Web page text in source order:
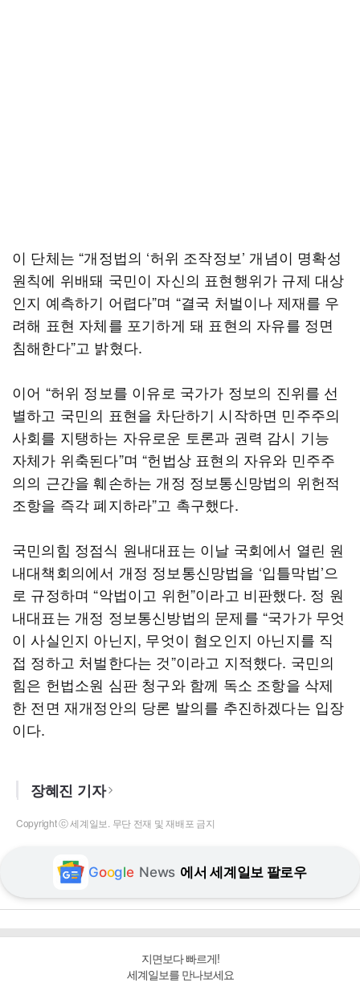
이 단체는 “개정법의 ‘허위 조작정보’ 개념이 명확성
원칙에 위배돼 국민이 자신의 표현행위가 규제 대상
인지 예측하기 어렵다”며 “결국 처벌이나 제재를 우
려해 표현 자체를 포기하게 돼 표현의 자유를 정면
침해한다”고 밝혔다.
이어 “허위 정보를 이유로 국가가 정보의 진위를 선
별하고 국민의 표현을 차단하기 시작하면 민주주의
사회를 지탱하는 자유로운 토론과 권력 감시 기능
자체가 위축된다”며 “헌법상 표현의 자유와 민주주
의의 근간을 훼손하는 개정 정보통신망법의 위헌적
조항을 즉각 폐지하라”고 촉구했다.
국민의힘 정점식 원내대표는 이날 국회에서 열린 원
내대책회의에서 개정 정보통신망법을 ‘입틀막법’으
로 규정하며 “악법이고 위헌”이라고 비판했다. 정 원
내대표는 개정 정보통신방법의 문제를 “국가가 무엇
이 사실인지 아닌지, 무엇이 혐오인지 아닌지를 직
접 정하고 처벌한다는 것”이라고 지적했다. 국민의
힘은 헌법소원 심판 청구와 함께 독소 조항을 삭제
한 전면 재개정안의 당론 발의를 추진하겠다는 입장
이다.
장혜진 기자
Copyright ⓒ 세계일보. 무단 전재 및 재배포 금지
Google News 에서 세계일보 팔로우
지면보다 빠르게!
세계일보를 만나보세요